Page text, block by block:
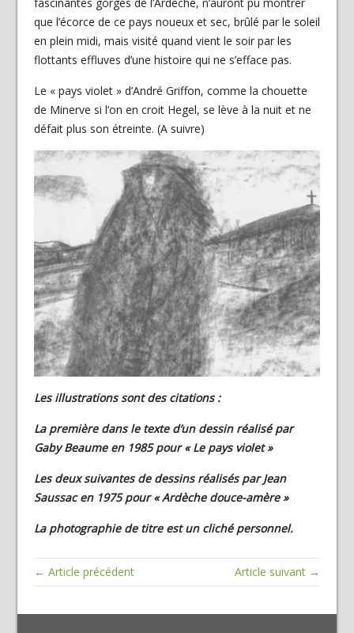
que l’écorce de ce pays noueux et sec, brûlé par le soleil
en plein midi, mais visité quand vient le soir par les
flottants effluves d’une histoire qui ne s’efface pas.
Le « pays violet » d’André Griffon, comme la chouette
de Minerve si l’on en croit Hegel, se lève à la nuit et ne
défait plus son étreinte. (A suivre)
Les illustrations sont des citations :
La première dans le texte d’un dessin réalisé par
Gaby Beaume en 1985 pour « Le pays violet »
Les deux suivantes de dessins réalisés par Jean
Saussac en 1975 pour « Ardèche douce-amère »
La photographie de titre est un cliché personnel.
← Article précédent Article suivant →